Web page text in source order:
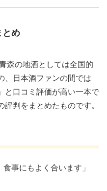
め
森の地酒としては全国的
、日本酒ファンの間では
と口コミ評価が高い一本で
判をまとめたものです。
食事にもよく合います」